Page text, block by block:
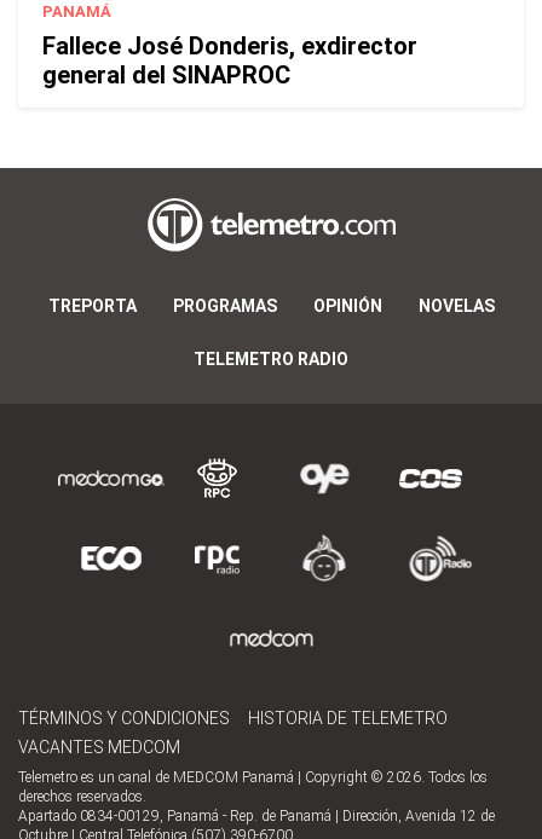
PANAMÁ
Fallece José Donderis, exdirector
general del SINAPROC
TREPORTA PROGRAMAS OPINIÓN NOVELAS
TELEMETRO RADIO
TÉRMINOS Y CONDICIONES
HISTORIA DE TELEMETRO
VACANTES MEDCOM
Telemetro es un canal de MEDCOM Panamá | Copyright © 2026. Todos los
derechos reservados.
Apartado 0834-00129, Panamá - Rep. de Panamá | Dirección, Avenida 12 de
Octubre | Central Telefónica (507) 390-6700